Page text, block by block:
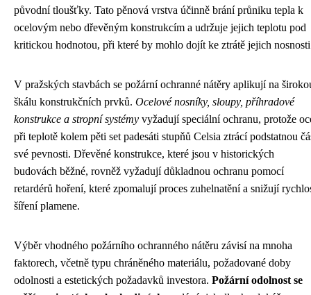
původní tloušťky. Tato pěnová vrstva účinně brání průniku tepla k
ocelovým nebo dřevěným konstrukcím a udržuje jejich teplotu pod
kritickou hodnotou, při které by mohlo dojít ke ztrátě jejich
V pražských stavbách se požární ochranné nátěry aplikují na
škálu konstrukčních prvků. Ocelové nosníky, sloupy, příhradové
konstrukce a stropní systémy vyžadují speciální ochranu, protože
při teplotě kolem pěti set padesáti stupňů Celsia ztrácí podstatnou
své pevnosti. Dřevěné konstrukce, které jsou v historických
budovách běžné, rovněž vyžadují důkladnou ochranu pomocí
retardérů hoření, které zpomalují proces zuhelnatění a snižují
šíření plamene.
Výběr vhodného požárního ochranného nátěru závisí na mnoha
faktorech, včetně typu chráněného materiálu, požadované doby
odolnosti a estetických požadavků investora. Požární odolnost se